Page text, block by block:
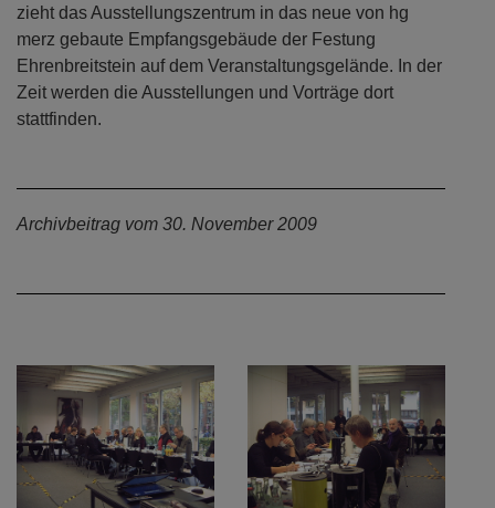
zieht das Ausstellungszentrum in das neue von hg
merz gebaute Empfangsgebäude der Festung
Ehrenbreitstein auf dem Veranstaltungsgelände. In der
Zeit werden die Ausstellungen und Vorträge dort
stattfinden.
Archivbeitrag vom 30. November 2009